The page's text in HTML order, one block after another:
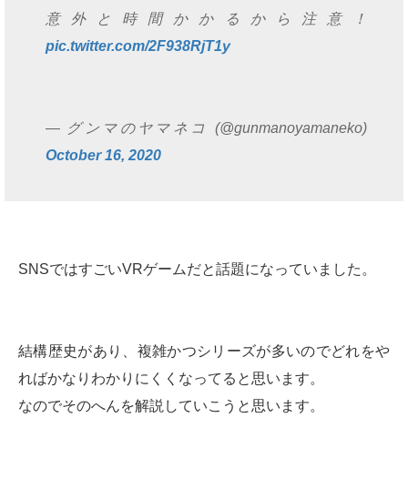
意外と時間かかるから注意！
pic.twitter.com/2F938RjT1y
— グンマのヤマネコ (@gunmanoyamaneko)
October 16, 2020
SNSではすごいVRゲームだと話題になっていました。
結構歴史があり、複雑かつシリーズが多いのでどれをや
ればかなりわかりにくくなってると思います。
なのでそのへんを解説していこうと思います。